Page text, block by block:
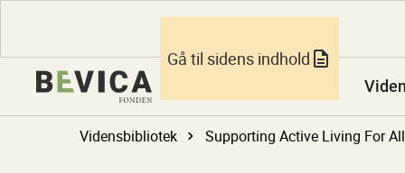
Gå til sidens indhold
Viden
Vidensbibliotek Supporting Active Living For